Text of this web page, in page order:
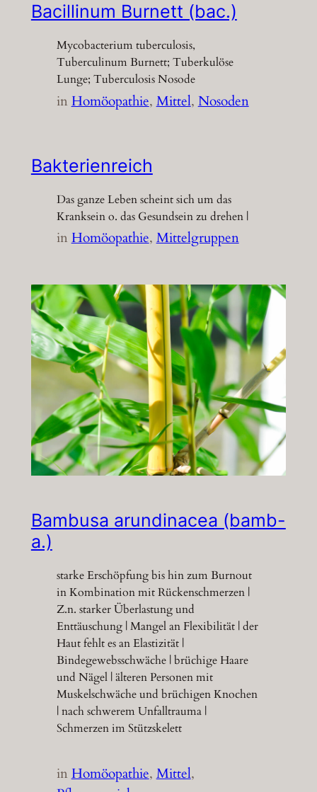
Bacillinum Burnett (bac.)
Mycobacterium tuberculosis,
Tuberculinum Burnett; Tuberkulöse
Lunge; Tuberculosis Nosode
inHomöopathie, Mittel, Nosoden
Bakterienreich
Das ganze Leben scheint sich um das
Kranksein o. das Gesundsein zu drehen |
inHomöopathie, Mittelgruppen
Bambusa arundinacea (bamb-
a.)
starke Erschöpfung bis hin zum Burnout
in Kombination mit Rückenschmerzen |
Z.n. starker Überlastung und
Enttäuschung | Mangel an Flexibilität | der
Haut fehlt es an Elastizität |
Bindegewebsschwäche | brüchige Haare
und Nägel | älteren Personen mit
Muskelschwäche und brüchigen Knochen
| nach schwerem Unfalltrauma |
Schmerzen im Stützskelett
inHomöopathie, Mittel